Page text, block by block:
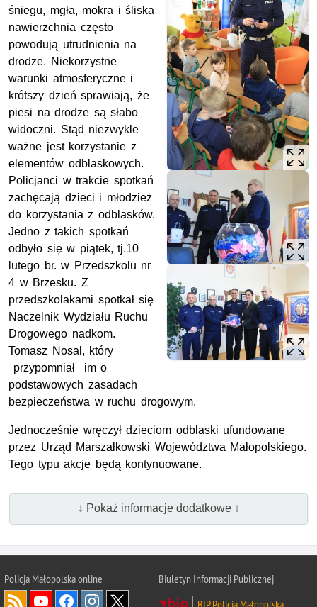
śniegu, mgła, mokra i śliska
nawierzchnia często
powodują utrudnienia na
drodze. Niekorzystne
warunki atmosferyczne i
krótszy dzień sprawiają, że
piesi na drodze są słabo
widoczni. Stąd niezwykle
ważne jest korzystanie z
elementów odblaskowych.
Policjanci w trakcie spotkań
zachęcają dzieci i młodzież
do korzystania z odblasków.
Jedno z takich spotkań
odbyło się w piątek, tj.10
lutego br. w Przedszkolu nr
4 w Brzesku. Z
przedszkolakami spotkał się
Naczelnik Wydziału Ruchu
Drogowego nadkom.
Tomasz Nosal, który
przypomniał im o
podstawowych zasadach
bezpieczeństwa w ruchu drogowym.
Jednocześnie wręczył dzieciom odblaski ufundowane
przez Urząd Marszałkowski Województwa Małopolskiego.
Tego typu akcje będą kontynuowane.
↓ Pokaż informacje dodatkowe ↓
Policja Małopolska online
Biuletyn Informacji Publicznej
BIP Policja Małopolska